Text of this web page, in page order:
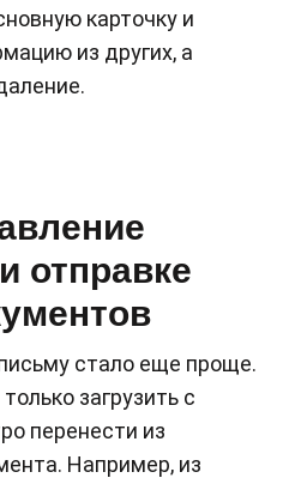
карточку и
из других, а
отправке
стало еще проще.
загрузить с
перенести из
Например, из